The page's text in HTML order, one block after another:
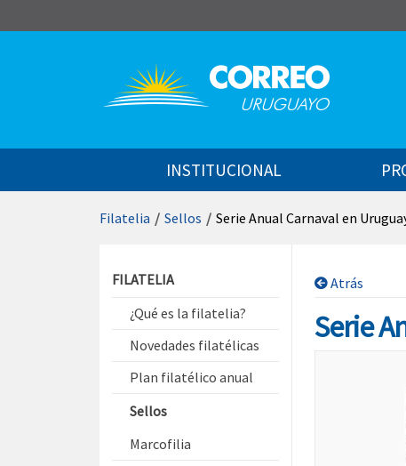
INSTITUCIONAL
Filatelia / Sellos / Serie Anual Carnaval en
FILATELIA
¿Qué es la filatelia?
Novedades filatélicas
Plan filatélico anual
Sellos
Marcofilia
Atrás
Serie